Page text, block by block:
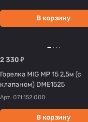
В корзину
2 330 ₽
Горелка MIG MP 15 2,5м (с
клапаном) DME1525
Арт. 071.152.000
В корзину